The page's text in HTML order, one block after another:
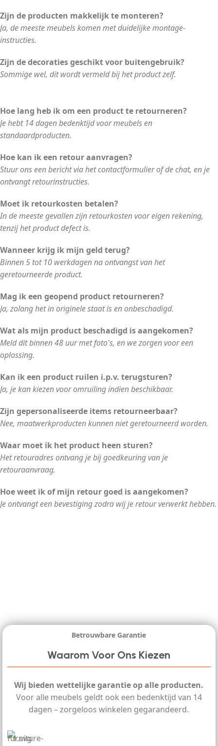
Zijn de producten makkelijk te monteren?
Ja, de meeste meubels komen met duidelijke montage-
instructies.
Zijn de decoraties geschikt voor buitengebruik?
Sommige wel, dit wordt vermeld bij het product zelf.
Hoe lang heb ik om een product te retourneren?
Je hebt 14 dagen bedenktijd voor meubels en
standaardproducten.
Hoe kan ik een retour aanvragen?
Stuur ons een bericht via het contactformulier of de chat, en je
ontvangt retourinstructies.
Moet ik retourkosten betalen?
In de meeste gevallen zijn retourkosten voor eigen rekening,
tenzij het product defect is.
Wanneer krijg ik mijn geld terug?
Binnen 5 tot 10 werkdagen na ontvangst van het
geretourneerde product.
Mag ik een geopend product retourneren?
Ja, zolang het in originele staat is en onbeschadigd.
Wat als mijn product beschadigd is aangekomen?
Meld dit binnen 48 uur met foto's, en we zorgen voor een
oplossing.
Kan ik een product ruilen i.p.v. terugsturen?
Ja, je kan kiezen voor omruiling indien beschikbaar.
Zijn gepersonaliseerde items retourneerbaar?
Nee, maatwerkproducten kunnen niet geretourneerd worden.
Waar moet ik het product heen sturen?
Het retouradres ontvang je bij goedkeuring van je
retouraanvraag.
Hoe weet ik of mijn retour goed is aangekomen?
Je ontvangt een bevestiging zodra wij je retour verwerkt hebben.
Betrouwbare Garantie
Waarom Voor Ons Kiezen
Wij bieden wettelijke garantie op alle producten.
Voor alle meubels geldt ook een bedenktijd van 14
dagen – zorgeloos winkelen gegarandeerd.